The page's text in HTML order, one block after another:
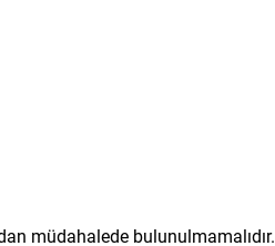
müdahalede bulunulmamalıdır.